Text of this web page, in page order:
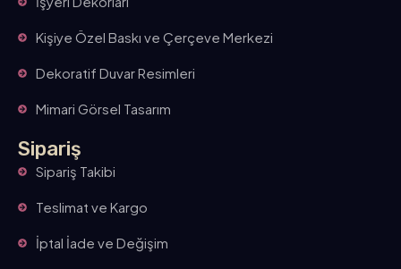
Kişiye Özel Baskı ve Çerçeve Merkezi
Dekoratif Duvar Resimleri
Mimari Görsel Tasarım
Sipariş
Sipariş Takibi
Teslimat ve Kargo
İptal İade ve Değişim